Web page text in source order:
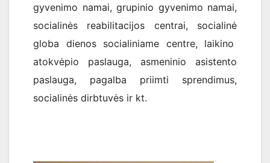
gyvenimo namai, grupinio gyvenimo namai,
socialinės reabilitacijos centrai, socialinė
globa dienos socialiniame centre, laikino
atokvėpio paslauga, asmeninio asistento
paslauga, pagalba priimti sprendimus,
socialinės dirbtuvės ir kt.